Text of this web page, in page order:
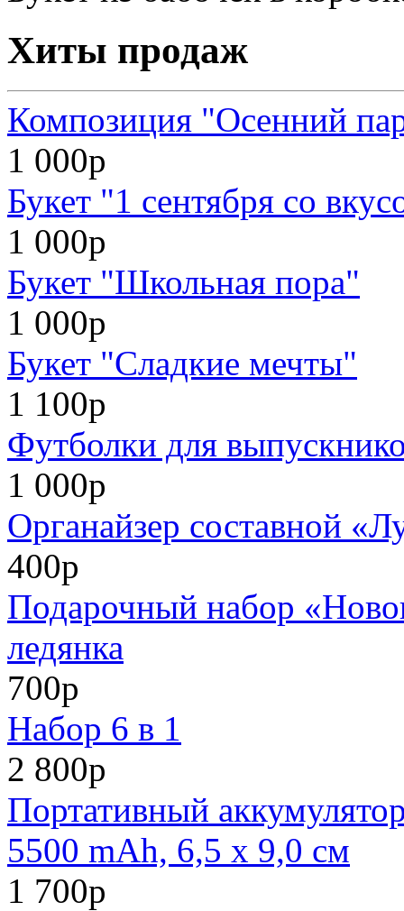
Хиты продаж
Композиция "Осенний
1 000р
Букет "1 сентября со
1 000р
Букет "Школьная пора"
1 000р
Букет "Сладкие мечты"
1 100р
Футболки для
1 000р
Органайзер составной
400р
Подарочный набор
ледянка
700р
Набор 6 в 1
2 800р
Портативный
5500 mAh, 6,5 х 9,0 см
1 700р